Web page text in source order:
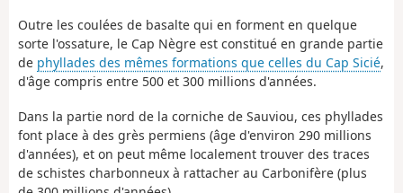
Outre les coulées de basalte qui en forment en quelque
sorte l'ossature, le Cap Nègre est constitué en grande partie
de phyllades des mêmes formations que celles du Cap Sicié,
d'âge compris entre 500 et 300 millions d'années.
Dans la partie nord de la corniche de Sauviou, ces phyllades
font place à des grès permiens (âge d'environ 290 millions
d'années), et on peut même localement trouver des traces
de schistes charbonneux à rattacher au Carbonifère (plus